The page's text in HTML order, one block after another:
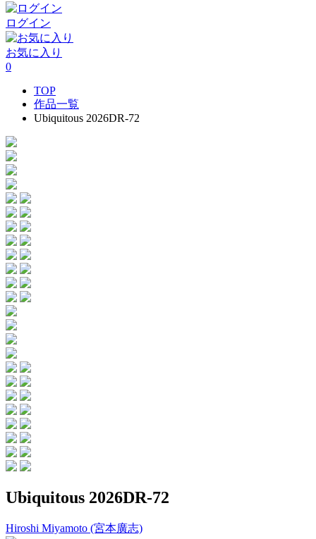
ログイン
お気に入り
0
TOP
作品一覧
Ubiquitous 2026DR-72
Ubiquitous 2026DR-72
Hiroshi Miyamoto (宮本廣志)